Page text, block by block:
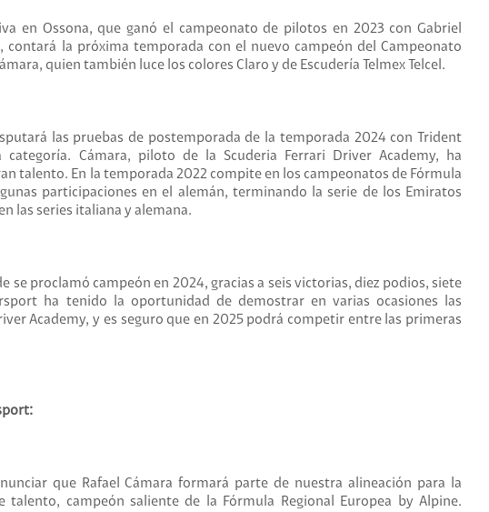
en Ossona, que ganó el campeonato de pilotos en 2023 con Gabriel
la próxima temporada con el nuevo campeón del Campeonato
quien también luce los colores Claro y de Escudería Telmex Telcel.
las pruebas de postemporada de la temporada 2024 con Trident
Cámara, piloto de la Scuderia Ferrari Driver Academy, ha
talento. En la temporada 2022 compite en los campeonatos de Fórmula
participaciones en el alemán, terminando la serie de los Emiratos
las series italiana y alemana.
se proclamó campeón en 2024, gracias a seis victorias, diez podios, siete
ha tenido la oportunidad de demostrar en varias ocasiones las
Academy, y es seguro que en 2025 podrá competir entre las primeras
que Rafael Cámara formará parte de nuestra alineación para la
campeón saliente de la Fórmula Regional Europea by Alpine.